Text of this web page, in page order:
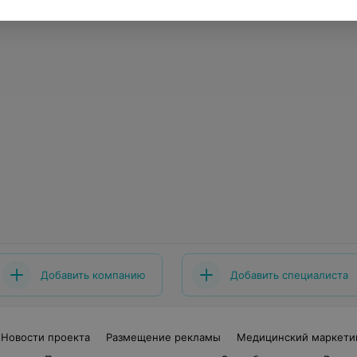
Добавить компанию Добавить специалиста
Новости проекта Размещение рекламы
Медицинский